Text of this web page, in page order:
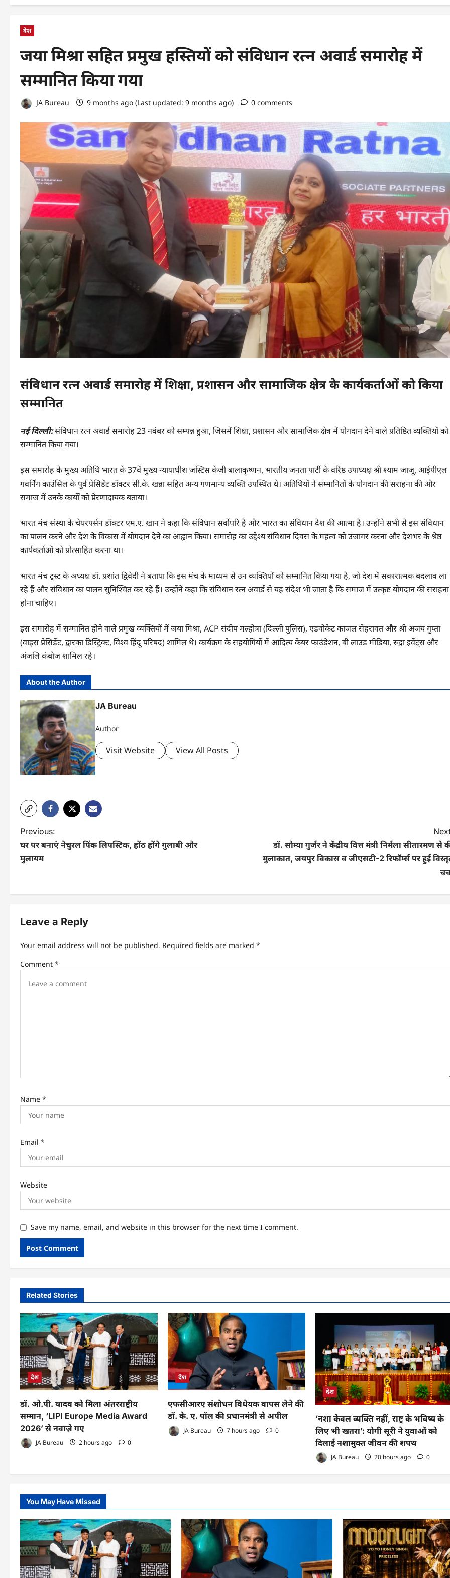
देश
जया मिश्रा सहित प्रमुख हस्तियों को संविधान रत्न अवार्ड समारोह में
सम्मानित किया गया
JA Bureau 9 months ago (Last updated: 9 months ago) 0 comments
संविधान रत्न अवार्ड समारोह में शिक्षा, प्रशासन और सामाजिक क्षेत्र के कार्यकर्ताओं को किया
सम्मानित
नई दिल्ली:संविधान रत्न अवार्ड समारोह 23 नवंबर को सम्पन्न हुआ, जिसमें शिक्षा, प्रशासन और सामाजिक क्षेत्र में योगदान देने वाले प्रतिष्ठित व्यक्तियों को
सम्मानित किया गया।
इस समारोह के मुख्य अतिथि भारत के 37वें मुख्य न्यायाधीश जस्टिस केजी बालाकृष्णन, भारतीय जनता पार्टी के वरिष्ठ उपाध्यक्ष श्री श्याम जाजू, आईपीएल
गवर्निंग काउंसिल के पूर्व प्रेसिडेंट डॉक्टर सी.के. खन्ना सहित अन्य गणमान्य व्यक्ति उपस्थित थे। अतिथियों ने सम्मानितों के योगदान की सराहना की और
समाज में उनके कार्यों को प्रेरणादायक बताया।
भारत मंच संस्था के चेयरपर्सन डॉक्टर एम.ए. खान ने कहा कि संविधान सर्वोपरि है और भारत का संविधान देश की आत्मा है। उन्होंने सभी से इस संविधान
का पालन करने और देश के विकास में योगदान देने का आह्वान किया। समारोह का उद्देश्य संविधान दिवस के महत्व को उजागर करना और देशभर के श्रेष्ठ
कार्यकर्ताओं को प्रोत्साहित करना था।
भारत मंच ट्रस्ट के अध्यक्ष डॉ. प्रशांत द्विवेदी ने बताया कि इस मंच के माध्यम से उन व्यक्तियों को सम्मानित किया गया है, जो देश में सकारात्मक बदलाव ला
रहे हैं और संविधान का पालन सुनिश्चित कर रहे हैं। उन्होंने कहा कि संविधान रत्न अवार्ड से यह संदेश भी जाता है कि समाज में उत्कृष्ट योगदान की सराहना
होना चाहिए।
इस समारोह में सम्मानित होने वाले प्रमुख व्यक्तियों में जया मिश्रा, ACP संदीप मल्होत्रा (दिल्ली पुलिस), एडवोकेट काजल सेहरावत और श्री अजय गुप्ता
(वाइस प्रेसिडेंट, द्वारका डिस्ट्रिक्ट, विश्व हिंदू परिषद) शामिल थे। कार्यक्रम के सहयोगियों में आदित्य केयर फाउंडेशन, बी लाउड मीडिया, रुद्रा इवेंट्स और
अंजलि कंबोज शामिल रहे।
About the Author
JA Bureau
Author
Visit Website View All Posts
P
o
a
v
i
Previous:
घर पर बनाएं नेचुरल पिंक लिपस्टिक, होंठ होंगे गुलाबी और
मुलायम
डॉ. सौम्या गुर्जर ने केंद्रीय वित्त मंत्री निर्मला सीतारमण से
मुलाकात, जयपुर विकास व जीएसटी-2 रिफॉर्म्स पर हुई
Leave a Reply
Your email address will not be published. Required fields are marked *
Comment *
Name *
Email *
Website
Save my name, email, and website in this browser for the next time I comment.
Related Stories
देश
डॉ. ओ.पी. यादव को मिला अंतरराष्ट्रीय
सम्मान, ‘LIPI Europe Media Award
2026’ से नवाज़े गए
JA Bureau 2 hours ago 0
देश
एफसीआरए संशोधन विधेयक वापस लेने की
डॉ. के. ए. पॉल की प्रधानमंत्री से अपील
JA Bureau 7 hours ago 0
देश
‘नशा केवल व्यक्ति नहीं, राष्ट्र के भविष्य के
लिए भी खतरा’: योगी सूरी ने युवाओं को
दिलाई नशामुक्त जीवन की शपथ
JA Bureau 20 hours ago 0
You May Have Missed